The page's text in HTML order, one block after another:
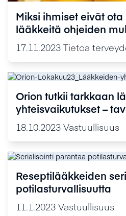
Miksi ihmiset eivät
lääkkeitä ohjeiden
17.11.2023 Tietoa
Orion tutkii tarkkaan
yhteisvaikutukset –
turvallinen lääkehoito
18.10.2023 Vastuullisuus
Reseptilääkkeiden
potilasturvallisuutta
11.1.2023 Vastuullisuus